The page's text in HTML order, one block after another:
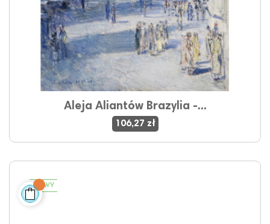
Aleja Aliantów Brazylia -...
106,27 zł
NOWY